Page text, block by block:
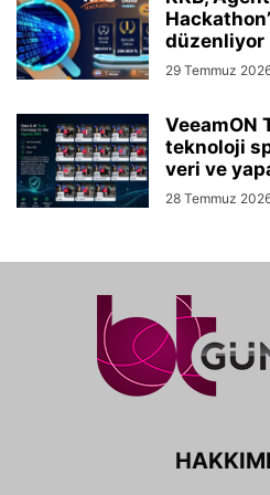
düzenliyor
29 Temmuz
VeeamON
teknoloji
veri ve
28 Temmuz